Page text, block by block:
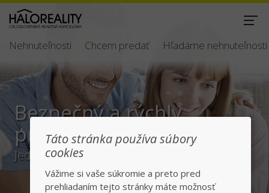
Nehnuteľnosti Chcem predať Hľadáme nehnuteľnosti
Bezpečný a rýchly
predaj/kúpa
Jednotka v realitách na slovenskom trhu
Táto stránka používa súbory
cookies
Vážime si vaše súkromie a preto pred
prehliadaním tejto stránky máte možnosť